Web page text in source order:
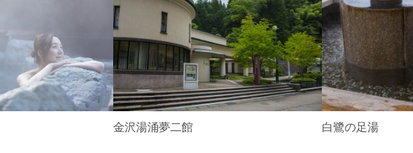
金沢湯涌夢二館
白鷺の足湯